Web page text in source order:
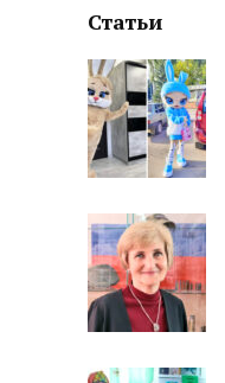
Статьи